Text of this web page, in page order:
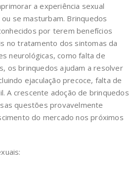
a experiência sexual
se masturbam. Brinquedos
por terem benefícios
no tratamento dos sintomas da
neurológicas, como falta de
os brinquedos ajudam a resolver
ejaculação precoce, falta de
A crescente adoção de brinquedos
questões provavelmente
do mercado nos próximos